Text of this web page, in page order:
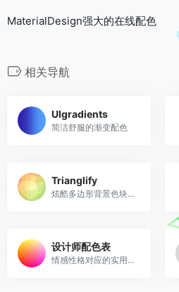
MaterialDesign强大的在线配色
相关导航
UIgradients
简洁舒服的渐变配色
Trianglify
炫酷多边形背景色块生成
设计师配色表
情感性格对应的实用配色表